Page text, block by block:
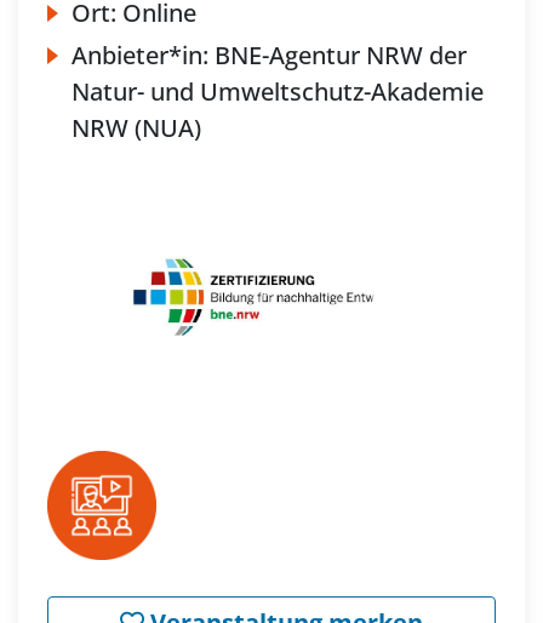
Ort: Online
Anbieter*in: BNE-Agentur NRW der
Natur- und Umweltschutz-Akademie
NRW (NUA)